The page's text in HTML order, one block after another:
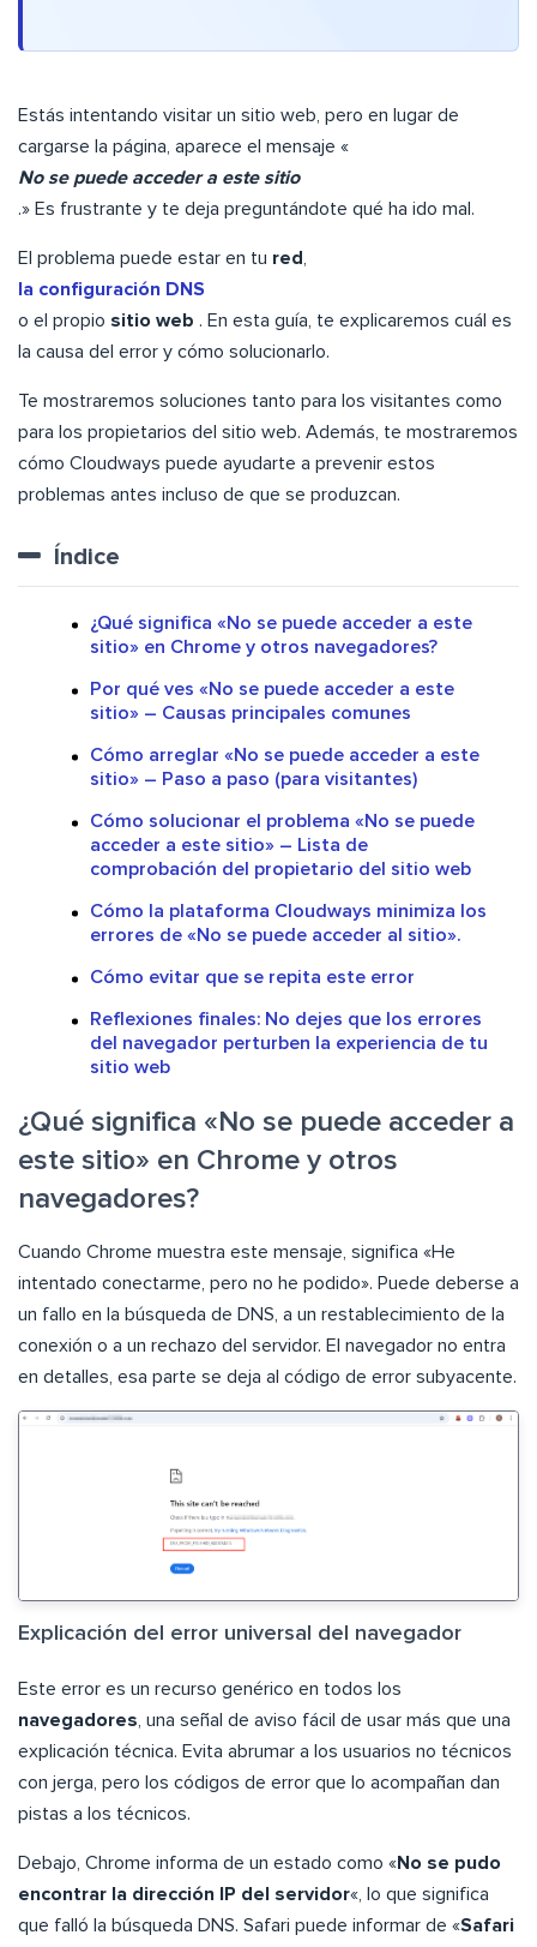
Estás intentando visitar un sitio web, pero en lugar de
cargarse la página, aparece el mensaje «
No se puede acceder a este sitio
.» Es frustrante y te deja preguntándote qué ha ido mal.
El problema puede estar en tu red,
la configuración DNS
o el propio sitio web . En esta guía, te explicaremos cuál es
la causa del error y cómo solucionarlo.
Te mostraremos soluciones tanto para los visitantes como
para los propietarios del sitio web. Además, te mostraremos
cómo Cloudways puede ayudarte a prevenir estos
problemas antes incluso de que se produzcan.
Índice
¿Qué significa «No se puede acceder a este
sitio» en Chrome y otros navegadores?
Por qué ves «No se puede acceder a este
sitio» – Causas principales comunes
Cómo arreglar «No se puede acceder a este
sitio» – Paso a paso (para visitantes)
Cómo solucionar el problema «No se puede
acceder a este sitio» – Lista de
comprobación del propietario del sitio web
Cómo la plataforma Cloudways minimiza los
errores de «No se puede acceder al sitio».
Cómo evitar que se repita este error
Reflexiones finales: No dejes que los errores
del navegador perturben la experiencia de tu
sitio web
¿Qué significa «No se puede acceder a
este sitio» en Chrome y otros
navegadores?
Cuando Chrome muestra este mensaje, significa «He
intentado conectarme, pero no he podido». Puede deberse a
un fallo en la búsqueda de DNS, a un restablecimiento de la
conexión o a un rechazo del servidor. El navegador no entra
en detalles, esa parte se deja al código de error subyacente.
Explicación del error universal del navegador
Este error es un recurso genérico en todos los
navegadores , una señal de aviso fácil de usar más que una
explicación técnica. Evita abrumar a los usuarios no técnicos
con jerga, pero los códigos de error que lo acompañan dan
pistas a los técnicos.
Debajo, Chrome informa de un estado como «No se pudo
encontrar la dirección IP del servidor«, lo que significa
que falló la búsqueda DNS. Safari puede informar de «Safari